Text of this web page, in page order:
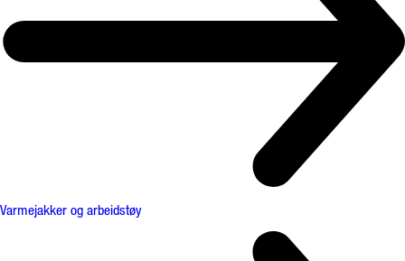
Varmejakker og arbeidstøy